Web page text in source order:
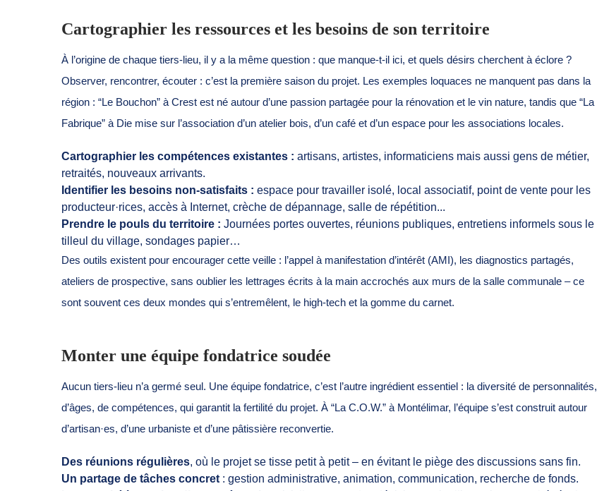
Cartographier les ressources et les besoins de son territoire
À l’origine de chaque tiers-lieu, il y a la même question : que manque-t-il ici, et quels désirs cherchent à éclore ?
Observer, rencontrer, écouter : c’est la première saison du projet. Les exemples loquaces ne manquent pas dans la
région : “Le Bouchon” à Crest est né autour d’une passion partagée pour la rénovation et le vin nature, tandis que “La
Fabrique” à Die mise sur l’association d’un atelier bois, d’un café et d’un espace pour les associations locales.
Cartographier les compétences existantes : artisans, artistes, informaticiens mais aussi gens de métier,
retraités, nouveaux arrivants.
Identifier les besoins non-satisfaits : espace pour travailler isolé, local associatif, point de vente pour les
producteur·rices, accès à Internet, crèche de dépannage, salle de répétition...
Prendre le pouls du territoire : Journées portes ouvertes, réunions publiques, entretiens informels sous le
tilleul du village, sondages papier…
Des outils existent pour encourager cette veille : l’appel à manifestation d’intérêt (AMI), les diagnostics partagés,
ateliers de prospective, sans oublier les lettrages écrits à la main accrochés aux murs de la salle communale – ce
sont souvent ces deux mondes qui s’entremêlent, le high-tech et la gomme du carnet.
Monter une équipe fondatrice soudée
Aucun tiers-lieu n’a germé seul. Une équipe fondatrice, c’est l’autre ingrédient essentiel : la diversité de personnalités,
d’âges, de compétences, qui garantit la fertilité du projet. À “La C.O.W.” à Montélimar, l’équipe s’est construit autour
d’artisan·es, d’une urbaniste et d’une pâtissière reconvertie.
Des réunions régulières, où le projet se tisse petit à petit – en évitant le piège des discussions sans fin.
Un partage de tâches concret : gestion administrative, animation, communication, recherche de fonds.